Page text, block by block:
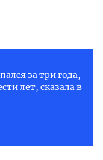
за три года,
лет, сказала в